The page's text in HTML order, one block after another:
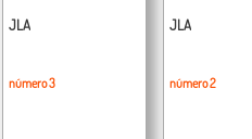
JLA
número 3
JLA
número 2